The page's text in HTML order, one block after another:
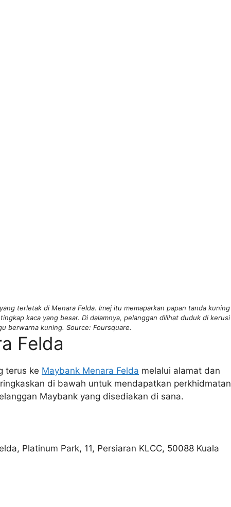
terletak di Menara Felda. Imej itu memaparkan papan tanda kuning
kaca yang besar. Di dalamnya, pelanggan dilihat duduk di kerusi
berwarna kuning. Source: Foursquare.
Felda
terus ke Maybank Menara Felda melalui alamat dan
di bawah untuk mendapatkan perkhidmatan
Maybank yang disediakan di sana.
Platinum Park, 11, Persiaran KLCC, 50088 Kuala